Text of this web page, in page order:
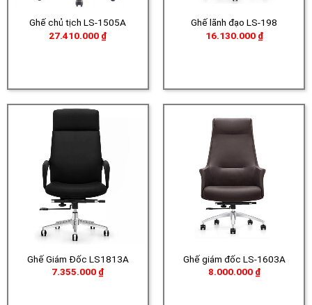
Ghế chủ tịch LS-1505A
27.410.000 ₫
Ghế lãnh đạo LS-198
16.130.000 ₫
Ghế Giám Đốc LS1813A
7.355.000 ₫
Ghế giám đốc LS-1603A
8.000.000 ₫